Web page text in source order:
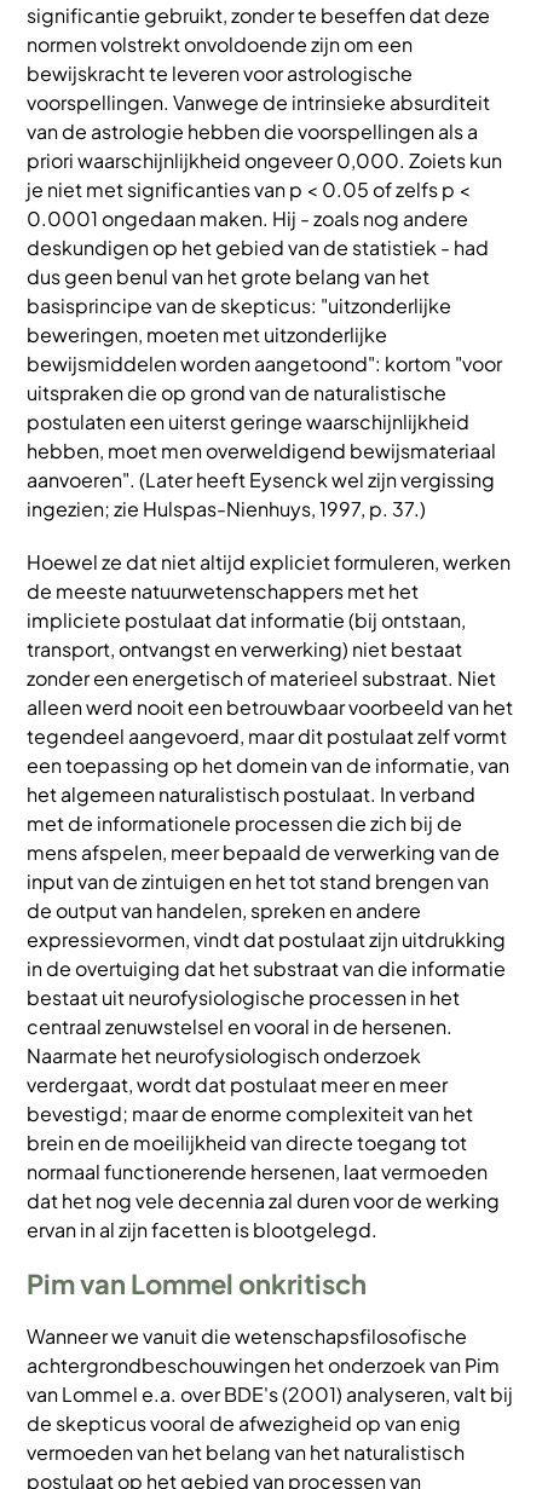
significantie gebruikt, zonder te beseffen dat deze
normen volstrekt onvoldoende zijn om een
bewijskracht te leveren voor astrologische
voorspellingen. Vanwege de intrinsieke absurditeit
van de astrologie hebben die voorspellingen als a
priori waarschijnlijkheid ongeveer 0,000. Zoiets kun
je niet met significanties van p < 0.05 of zelfs p <
0.0001 ongedaan maken. Hij - zoals nog andere
deskundigen op het gebied van de statistiek - had
dus geen benul van het grote belang van het
basisprincipe van de skepticus: "uitzonderlijke
beweringen, moeten met uitzonderlijke
bewijsmiddelen worden aangetoond": kortom "voor
uitspraken die op grond van de naturalistische
postulaten een uiterst geringe waarschijnlijkheid
hebben, moet men overweldigend bewijsmateriaal
aanvoeren". (Later heeft Eysenck wel zijn vergissing
ingezien; zie Hulspas-Nienhuys, 1997, p. 37.)
Hoewel ze dat niet altijd expliciet formuleren, werken
de meeste natuurwetenschappers met het
impliciete postulaat dat informatie (bij ontstaan,
transport, ontvangst en verwerking) niet bestaat
zonder een energetisch of materieel substraat. Niet
alleen werd nooit een betrouwbaar voorbeeld van het
tegendeel aangevoerd, maar dit postulaat zelf vormt
een toepassing op het domein van de informatie, van
het algemeen naturalistisch postulaat. In verband
met de informationele processen die zich bij de
mens afspelen, meer bepaald de verwerking van de
input van de zintuigen en het tot stand brengen van
de output van handelen, spreken en andere
expressievormen, vindt dat postulaat zijn uitdrukking
in de overtuiging dat het substraat van die informatie
bestaat uit neurofysiologische processen in het
centraal zenuwstelsel en vooral in de hersenen.
Naarmate het neurofysiologisch onderzoek
verdergaat, wordt dat postulaat meer en meer
bevestigd; maar de enorme complexiteit van het
brein en de moeilijkheid van directe toegang tot
normaal functionerende hersenen, laat vermoeden
dat het nog vele decennia zal duren voor de werking
ervan in al zijn facetten is blootgelegd.
Pim van Lommel onkritisch
Wanneer we vanuit die wetenschapsfilosofische
achtergrondbeschouwingen het onderzoek van Pim
van Lommel e.a. over BDE's (2001) analyseren, valt bij
de skepticus vooral de afwezigheid op van enig
vermoeden van het belang van het naturalistisch
postulaat op het gebied van processen van